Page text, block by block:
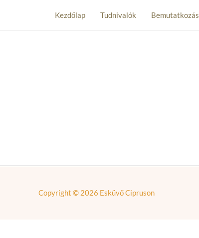
Kezdőlap Tudnivalók Bemutatkozás
Copyright © 2026 Esküvő Cipruson